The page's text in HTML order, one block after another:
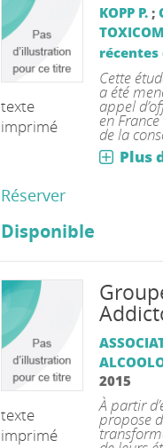
texte
imprimé
KOPP P.;
Cette
a été
appel
en
de la
Plus
Réserver
Disponible
texte
imprimé
2015
À partir
propose